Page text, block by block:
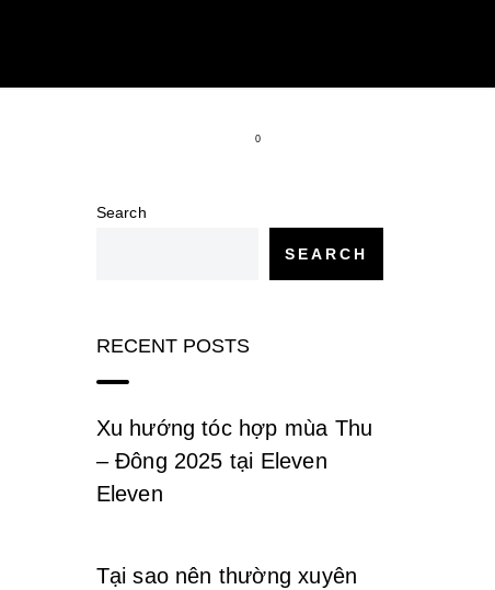
0
Search
SEARCH
RECENT POSTS
Xu hướng tóc hợp mùa Thu
– Đông 2025 tại Eleven
Eleven
Tại sao nên thường xuyên